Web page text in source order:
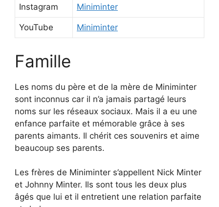
Instagram Miniminter
YouTube Miniminter
Famille
Les noms du père et de la mère de Miniminter
sont inconnus car il n’a jamais partagé leurs
noms sur les réseaux sociaux. Mais il a eu une
enfance parfaite et mémorable grâce à ses
parents aimants. Il chérit ces souvenirs et aime
beaucoup ses parents.
Les frères de Miniminter s’appellent Nick Minter
et Johnny Minter. Ils sont tous les deux plus
âgés que lui et il entretient une relation parfaite